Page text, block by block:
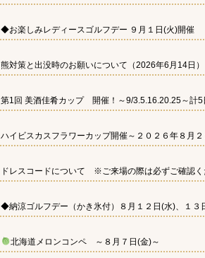
◆お楽しみレディースゴルフデー ９月１日(火)開催
熊対策と出没時のお願いについて（2026年6月14日）
第1回 美酒佳肴カップ 開催！～9/3.5.16.20.25～計5
ハイビスカスフラワーカップ開催～２０２６年８月２
ドレスコードについて ※ご来場の際は必ずご確認く
◆納涼ゴルフデー（かき氷付）８月１２日(水)、１３
北海道メロンコンペ ～８月７日(金)～